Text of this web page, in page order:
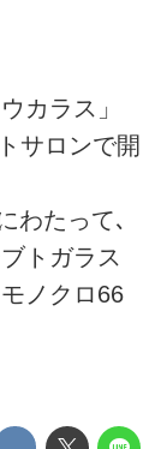
カラス」
サロンで開
わたって､
トガラス
ノクロ66